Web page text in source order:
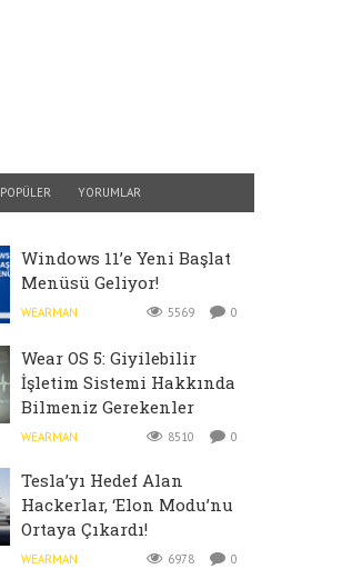
POPÜLER YORUMLAR
Windows 11’e Yeni Başlat
Menüsü Geliyor!
WEARMAN 5569 0
Wear OS 5: Giyilebilir
İşletim Sistemi Hakkında
Bilmeniz Gerekenler
WEARMAN 8510 0
Tesla’yı Hedef Alan
Hackerlar, ‘Elon Modu’nu
Ortaya Çıkardı!
WEARMAN 6978 0